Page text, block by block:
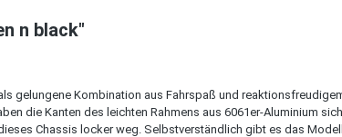
n black"
gelungene Kombination aus Fahrspaß und
die Kanten des leichten Rahmens aus 6061er-Aluminium
Chassis locker weg. Selbstverständlich gibt es das